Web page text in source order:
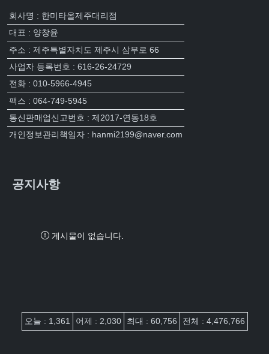
회사명 : 한미타올제주대리점
대표 : 양창윤
주소 : 제주특별자치도 제주시 삼무로 66
사업자 등록번호 : 616-26-24729
전화 : 010-5966-4945
팩스 : 064-749-5945
통신판매업신고번호 : 제2017-연동18호
개인정보관리책임자 : hanmi2199@naver.com
공지사항
게시물이 없습니다.
접속자집계
오늘 : 1,361 어제 : 2,030 최대 : 60,756 전체 : 4,476,766